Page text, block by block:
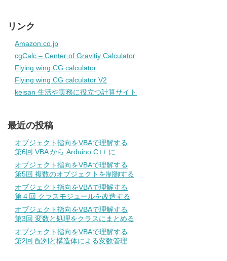
リンク
Amazon.co.jp
cgCalc – Center of Gravitiy Calculator
Flying wing CG calculator
Flying wing CG calculator V2
keisan 生活や実務に役立つ計算サイト
最近の投稿
オブジェクト指向をVBAで理解する
第6回 VBA から Arduino C++ に
オブジェクト指向をVBAで理解する
第5回 複数のオブジェクトを制御する
オブジェクト指向をVBAで理解する
第４回 クラスモジュールを改造する
オブジェクト指向をVBAで理解する
第3回 変数と処理をクラスにまとめる
オブジェクト指向をVBAで理解する
第2回 配列と構造体による変数管理